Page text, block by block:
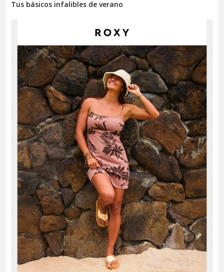
Tus básicos infalibles de verano​